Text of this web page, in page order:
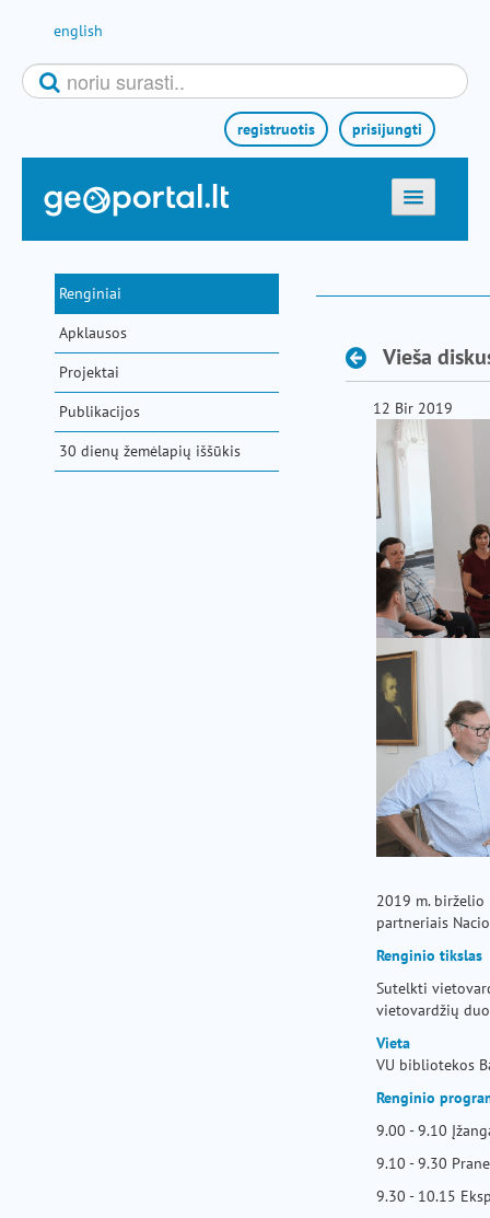
english
prisijungti
registruotis
titulinis
žemėlapiai
el. paslaugos
paieška
teminės sritys
metodinė informacija
Renginiai
Apklausos
Projektai
Publikacijos
30 dienų žemėlapių iššūkis
Vieša
12 Bir 2019
2019 m.
partneriais
Renginio tikslas
Sutelkti
vietovardžių
Vieta
VU bibliotekos
Renginio
9.00 - 9.10
9.10 - 9.30
9.30 - 10.15